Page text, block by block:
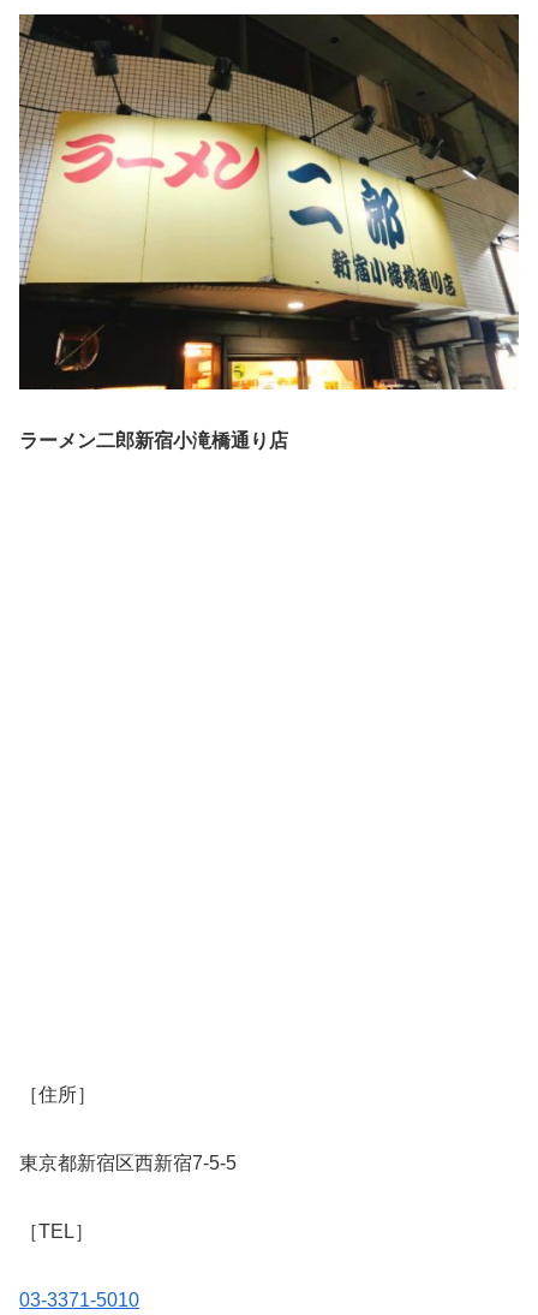
ラーメン二郎新宿小滝橋通り店
［住所］
東京都新宿区西新宿7-5-5
［TEL］
03-3371-5010